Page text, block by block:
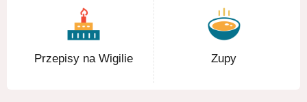
Przepisy na Wigilie Zupy